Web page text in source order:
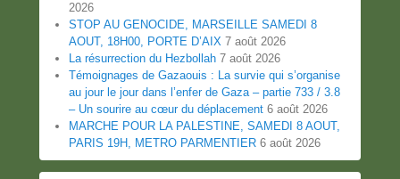
2026
STOP AU GENOCIDE, MARSEILLE SAMEDI 8
AOUT, 18H00, PORTE D’AIX 7 août 2026
La résurrection du Hezbollah 7 août 2026
Témoignages de Gazaouis : La survie qui s’organise
au jour le jour dans l’enfer de Gaza – partie 733 / 3.8
– Un sourire au cœur du déplacement 6 août 2026
MARCHE POUR LA PALESTINE, SAMEDI 8 AOUT,
PARIS 19H, METRO PARMENTIER 6 août 2026